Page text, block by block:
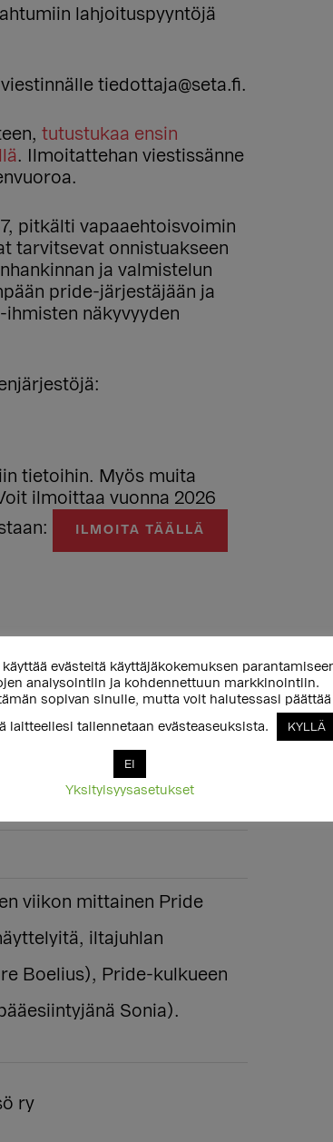
lahjoituspyyntöjä
tiedottaja@seta.fi.
tutustukaa ensin
. Ilmoitattehan viestissänne
pitkälti vapaaehtoisvoimin
tarvitsevat onnistuakseen
ja valmistelun
pride-järjestäjään ja
näkyvyyden
tietoihin. Myös muita
ilmoittaa vuonna 2026
ILMOITA TÄÄLLÄ
viikon mittainen Pride
iltajuhlan
Boelius), Pride-kulkueen
Sonia).
ry
evästeitä käyttäjäkokemuksen
analysointiin ja kohdennettuun markkinointiin.
sopivan sinulle, mutta voit halutessasi päättää
laitteellesi tallennetaan evästeaseuksista.
KYLLÄ
EI
Yksityisyysasetukset